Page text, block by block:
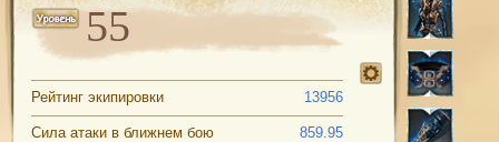
Рейтинг экипировки 13956
Сила атаки в ближнем бою
859.95